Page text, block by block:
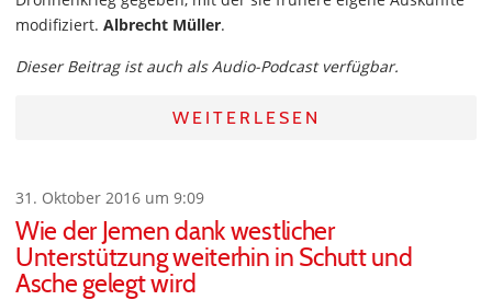
modifiziert. Albrecht Müller.
Dieser Beitrag ist auch als Audio-Podcast verfügbar.
WEITERLESEN
31. Oktober 2016 um 9:09
Wie der Jemen dank westlicher
Unterstützung weiterhin in Schutt und
Asche gelegt wird